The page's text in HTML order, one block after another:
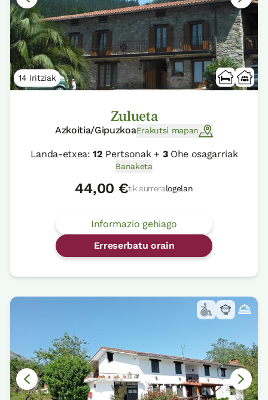
14 Iritziak
Zulueta
Azkoitia/GipuzkoaErakutsi mapan
Landa-etxea:12 Pertsonak + 3Ohe osagarriak
Banaketa
44,00 €tik aurreralogelan
Informazio gehiago
Erreserbatu orain